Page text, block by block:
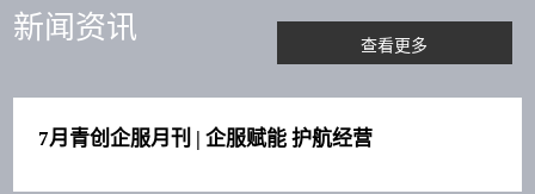
新闻资讯 查看更多
7月青创企服月刊 | 企服赋能 护航经营